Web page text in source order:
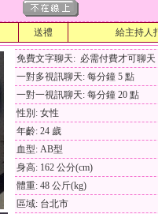
送禮 給主持人
免費文字聊天: 必需付費才可聊天
一對多視訊聊天: 每分鐘 5 點
一對一視訊聊天: 每分鐘 20 點
性別: 女性
年齡: 24 歲
血型: AB型
身高: 162 公分(cm)
體重: 48 公斤(kg)
區域: 台北市